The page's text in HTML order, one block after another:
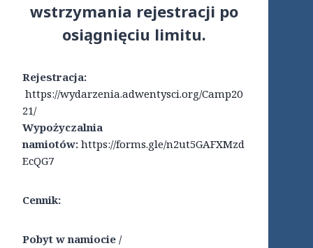
wstrzymania rejestracji po
osiągnięciu limitu.
Rejestracja:
https://wydarzenia.adwentysci.org/Camp20
21/
Wypożyczalnia
namiotów: https://forms.gle/n2ut5GAFXMzd
EcQG7
Cennik:
Pobyt w namiocie /